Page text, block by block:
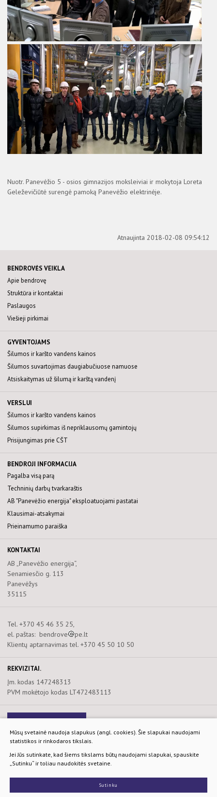
Nuotr. Panevėžio 5 - osios gimnazijos moksleiviai ir mokytoja Loreta
Geleževičiūtė surengė pamoką Panevėžio elektrinėje.
Atnaujinta 2018-02-08 09:54:12
BENDROVĖS VEIKLA
Apie bendrovę
Struktūra ir kontaktai
Paslaugos
Viešieji pirkimai
GYVENTOJAMS
Šilumos ir karšto vandens kainos
Šilumos suvartojimas daugiabučiuose namuose
Atsiskaitymas už šilumą ir karštą vandenį
VERSLUI
Šilumos ir karšto vandens kainos
Šilumos supirkimas iš nepriklausomų gamintojų
Prisijungimas prie CŠT
BENDROJI INFORMACIJA
Pagalba visą parą
Techninių darbų tvarkaraštis
AB "Panevėžio energija" eksploatuojami pastatai
Klausimai-atsakymai
Prieinamumo paraiška
KONTAKTAI
AB „Panevėžio energija“,
Senamiesčio g. 113
Panevėžys
35115
Tel. +370 45 46 35 25,
el. paštas: bendrove
pe.lt
Klientų aptarnavimas tel. +370 45 50 10 50
REKVIZITAI.
Įm. kodas 147248313
PVM mokėtojo kodas LT472483113
Privatumo ir slapukų politika
© 2026. Visos teisės saugomos.
Mūsų svetainė naudoja slapukus (angl. cookies). Šie slapukai naudojami
statistikos ir rinkodaros tikslais.
Jei Jūs sutinkate, kad šiems tikslams būtų naudojami slapukai, spauskite
„Sutinku“ ir toliau naudokitės svetaine.
Sutinku